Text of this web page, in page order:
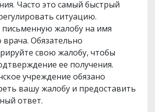
Часто это самый быстрый
ситуацию.
жалобу на имя
врача. Обязательно
свою жалобу, чтобы
ее получения.
учреждение обязано
вашу жалобу и предоставить
ответ.